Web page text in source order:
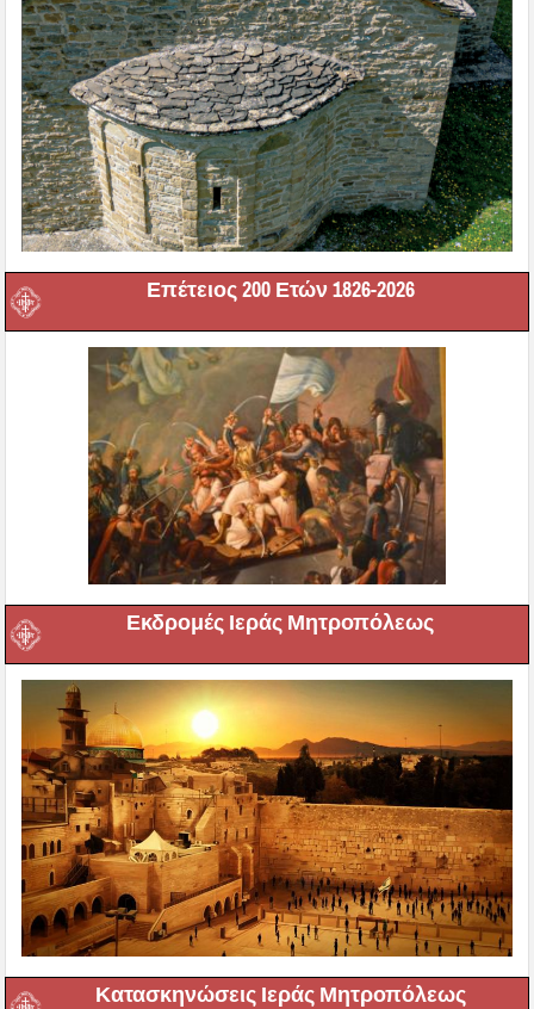
Επέτειος 200 Ετών 1826-2026
Εκδρομές Ιεράς Μητροπόλεως
Κατασκηνώσεις Ιεράς Μητροπόλεως